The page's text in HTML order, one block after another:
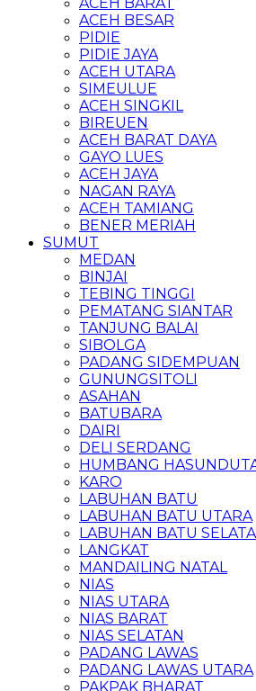
ACEH BESAR
PIDIE
PIDIE JAYA
ACEH UTARA
SIMEULUE
ACEH SINGKIL
BIREUEN
ACEH BARAT DAYA
GAYO LUES
ACEH JAYA
NAGAN RAYA
ACEH TAMIANG
BENER MERIAH
SUMUT
MEDAN
BINJAI
TEBING TINGGI
PEMATANG SIANTAR
TANJUNG BALAI
SIBOLGA
PADANG SIDEMPUAN
GUNUNGSITOLI
ASAHAN
BATUBARA
DAIRI
DELI SERDANG
HUMBANG
KARO
LABUHAN BATU
LABUHAN BATU UTARA
LABUHAN BATU
LANGKAT
MANDAILING NATAL
NIAS
NIAS UTARA
NIAS BARAT
NIAS SELATAN
PADANG LAWAS
PADANG LAWAS UTARA
PAKPAK BHARAT